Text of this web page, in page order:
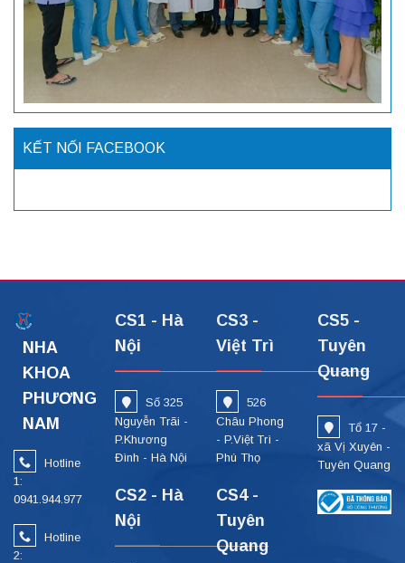
KẾT NỐI FACEBOOK
NHA
KHOA
PHƯƠNG
NAM
Hotline
1:
0941.944.977
Hotline
2:
CS1 - Hà
Nội
Số 325
Nguyễn Trãi -
P.Khương
Đình - Hà Nội
CS2 - Hà
Nội
CS3 -
Việt Trì
526
Châu Phong
- P.Việt Trì -
Phú Thọ
CS4 -
Tuyên
Quang
CS5 -
Tuyên
Quang
Tổ 17 -
xã Vị Xuyên -
Tuyên Quang